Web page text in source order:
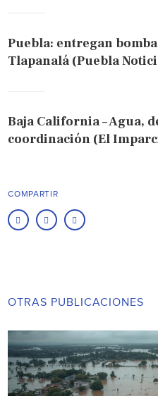
Puebla: entregan
Tlapanalá (Puebla
Baja California – Agua,
coordinación (El
COMPARTIR
OTRAS PUBLICACIONES